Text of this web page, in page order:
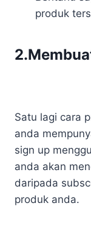
produk
Satu lagi cara
anda
sign up
anda akan
daripada
produk anda.